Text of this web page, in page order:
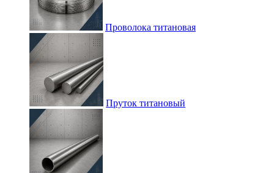
Проволока титановая
Пруток титановый